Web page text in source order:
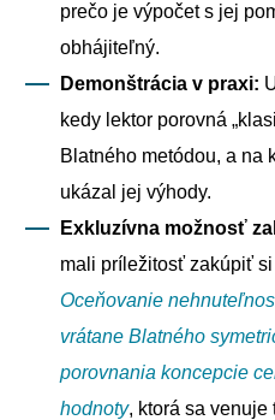
prečo je výpočet s jej
obhájiteľný.
Demonštrácia v praxi:
kedy lektor porovná
Blatného metódou, a na
ukázal jej výhody.
Exkluzívna možnosť
mali príležitosť zakúpiť
Oceňovanie
vrátane Blatného
porovnania koncepcie
hodnoty, ktorá sa venuje